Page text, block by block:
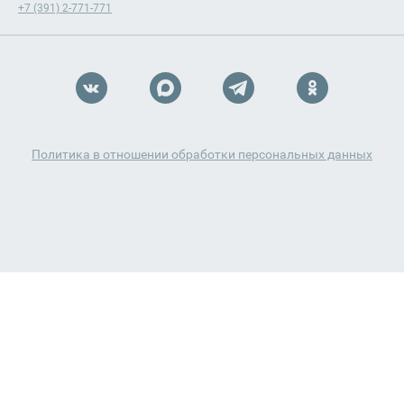
+7 (391) 2-771-771
Политика в отношении обработки персональных данных